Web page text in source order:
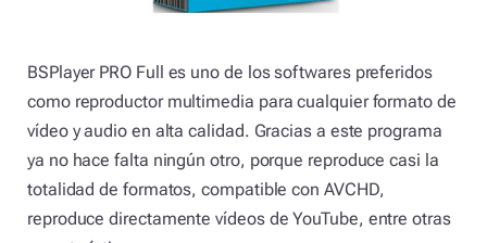
BSPlayer PRO Full es uno de los softwares preferidos
como reproductor multimedia para cualquier formato de
vídeo y audio en alta calidad. Gracias a este programa
ya no hace falta ningún otro, porque reproduce casi la
totalidad de formatos, compatible con AVCHD,
reproduce directamente vídeos de YouTube, entre otras